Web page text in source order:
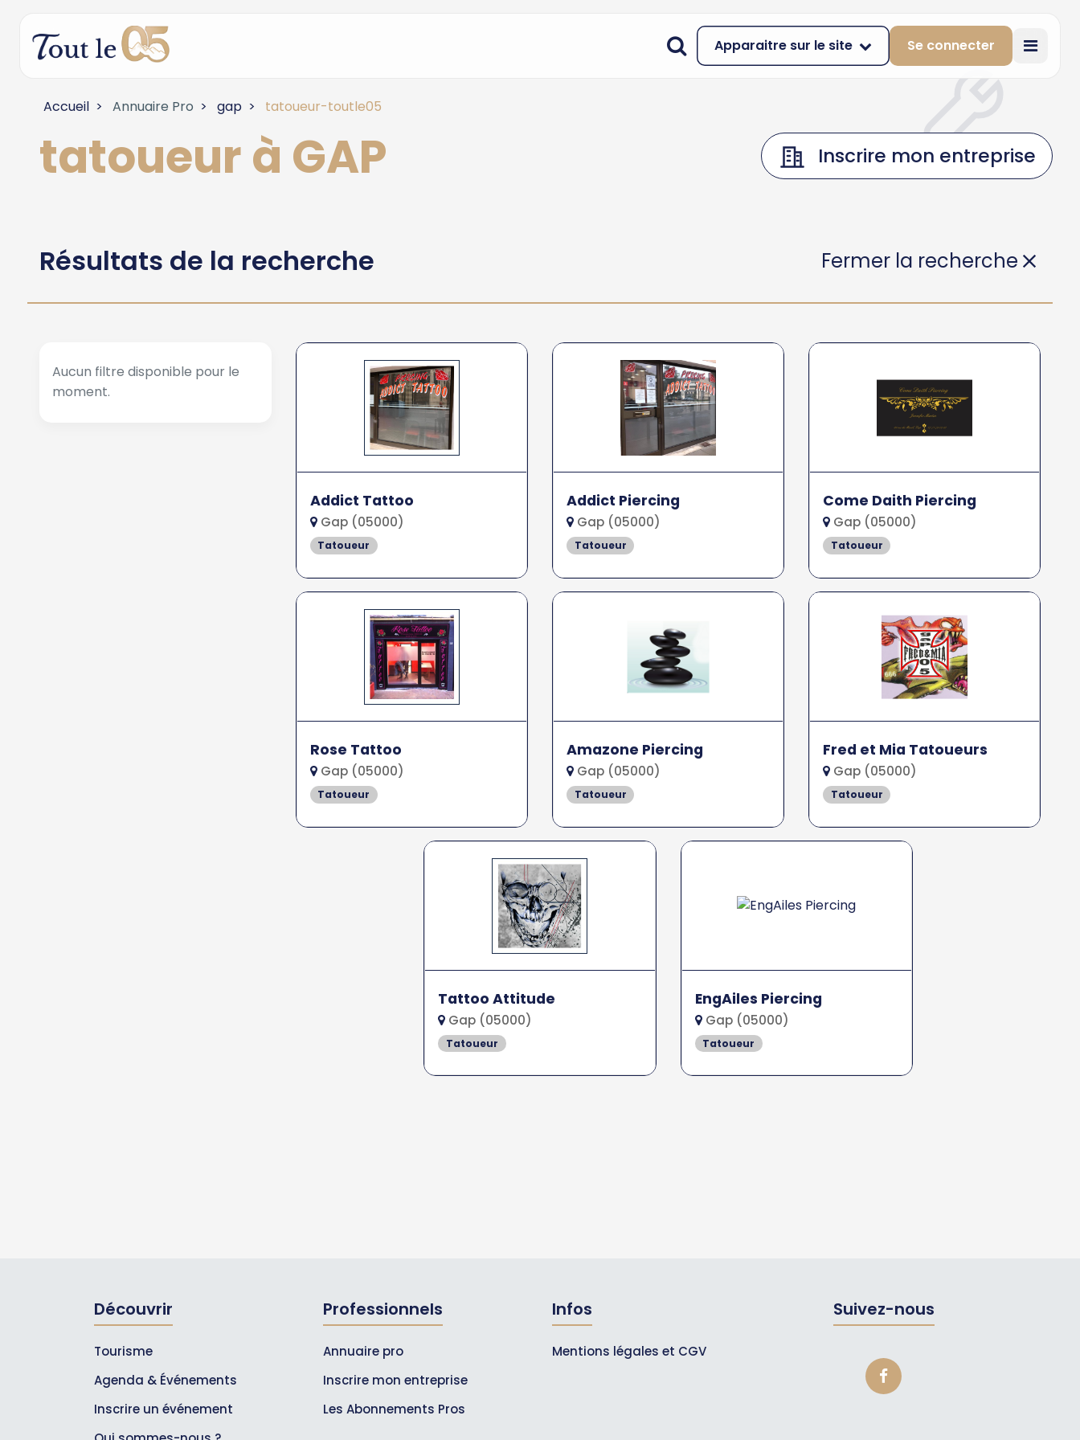
Apparaitre sur le site Se connecter
Accueil Annuaire Pro gap tatoueur-toutle05
tatoueur à GAP Inscrire mon entreprise
Résultats de la recherche Fermer la recherche
Aucun filtre disponible pour le
moment.
Addict Tattoo
Gap (05000)
Tatoueur
Addict Piercing
Gap (05000)
Tatoueur
Come Daith Piercing
Gap (05000)
Tatoueur
Rose Tattoo
Gap (05000)
Tatoueur
Amazone Piercing
Gap (05000)
Tatoueur
Fred et Mia Tatoueurs
Gap (05000)
Tatoueur
Tattoo Attitude
Gap (05000)
Tatoueur
EngAiles Piercing
Gap (05000)
Tatoueur
Découvrir
Tourisme
Agenda & Événements
Inscrire un événement
Professionnels
Annuaire pro
Inscrire mon entreprise
Les Abonnements Pros
Infos
Mentions légales et CGV
Suivez-nous